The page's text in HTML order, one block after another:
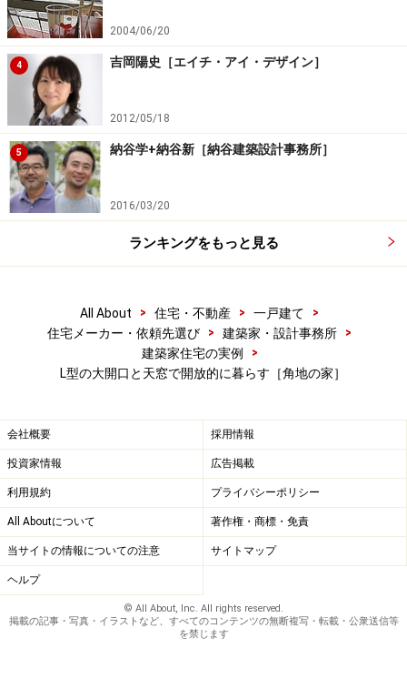
2004/06/20
4 吉岡陽史［エイチ・アイ・デザイン］
2012/05/18
5 納谷学+納谷新［納谷建築設計事務所］
2016/03/20
ランキングをもっと見る
All About > 住宅・不動産 > 一戸建て
>
住宅メーカー・依頼先選び
> 建築家・設計事務所
>
建築家住宅の実例
>
L型の大開口と天窓で開放的に暮らす［角地の家］
会社概要 採用情報
投資家情報 広告掲載
利用規約 プライバシーポリシー
All Aboutについて 著作権・商標・免責
当サイトの情報についての注意 サイトマップ
ヘルプ
© All About, Inc. All rights reserved.
掲載の記事・写真・イラストなど、すべてのコンテンツの無断複写・転載・公衆送信等
を禁じます